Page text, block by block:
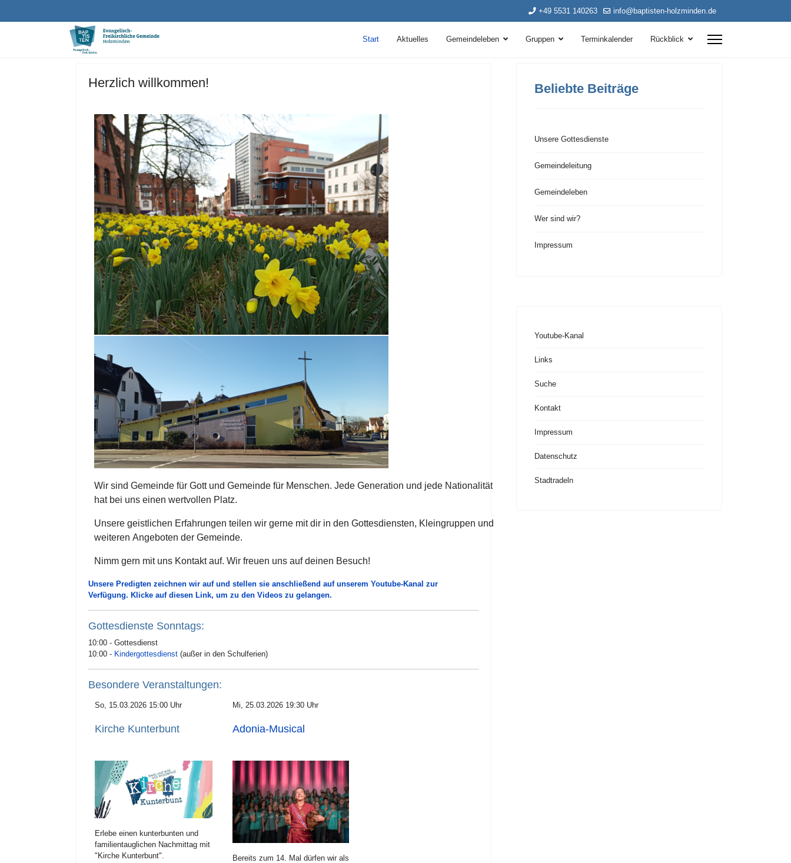
+49 5531 140263 info@baptisten-holzminden.de
Start Aktuelles Gemeindeleben Gruppen Terminkalender Rückblick
Herzlich willkommen!
Wir sind Gemeinde für Gott und Gemeinde für Menschen. Jede Generation und jede Nationalität
hat bei uns einen wertvollen Platz.
Unsere geistlichen Erfahrungen teilen wir gerne mit dir in den Gottesdiensten, Kleingruppen und
weiteren Angeboten der Gemeinde.
Nimm gern mit uns Kontakt auf. Wir freuen uns auf deinen Besuch!
Unsere Predigten zeichnen wir auf und stellen sie anschließend auf unserem Youtube-Kanal zur
Verfügung. Klicke auf diesen Link, um zu den Videos zu gelangen.
Gottesdienste Sonntags:
10:00 - Gottesdienst
10:00 - Kindergottesdienst (außer in den Schulferien)
Besondere Veranstaltungen:
So, 15.03.2026 15:00 Uhr Mi, 25.03.2026 19:30 Uhr
Kirche Kunterbunt Adonia-Musical
Erlebe einen kunterbunten und
familientauglichen Nachmittag mit
"Kirche Kunterbunt".
Bereits zum 14. Mal dürfen wir als
Beliebte Beiträge
Unsere Gottesdienste
Gemeindeleitung
Gemeindeleben
Wer sind wir?
Impressum
Youtube-Kanal
Links
Suche
Kontakt
Impressum
Datenschutz
Stadtradeln